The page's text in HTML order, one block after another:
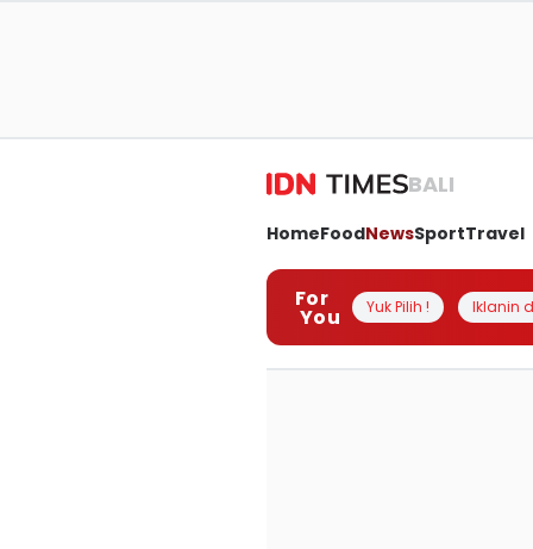
BALI
HomeFoodNewsSportTravel
For
You Yuk Pilih ! Iklanin